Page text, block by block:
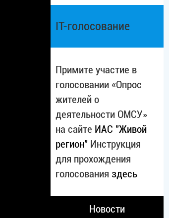
IT-голосование
Примите участие в
голосовании «Опрос
жителей о
деятельности ОМСУ»
на сайте ИАС "Живой
регион" Инструкция
для прохождения
голосования здесь
Новости